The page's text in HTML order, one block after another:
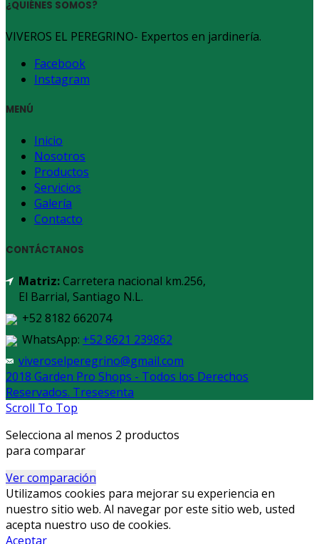
¿QUIÉNES SOMOS?
VIVEROS EL PEREGRINO- Expertos en jardinería.
Facebook
Instagram
MENÚ
Inicio
Nosotros
Productos
Servicios
Galería
Contacto
CONTÁCTANOS
Matriz:Carretera nacional km.256,
El Barrial, Santiago N.L.
+52 8182 662074
WhatsApp: +52 8621 239862
viveroselperegrino@gmail.com
2018 Garden Pro Shops - Todos los Derechos
Reservados. Tresesenta
Scroll To Top
Selecciona al menos 2 productos
para comparar
Ver comparación
Utilizamos cookies para mejorar su experiencia en
nuestro sitio web. Al navegar por este sitio web, usted
acepta nuestro uso de cookies.
Aceptar